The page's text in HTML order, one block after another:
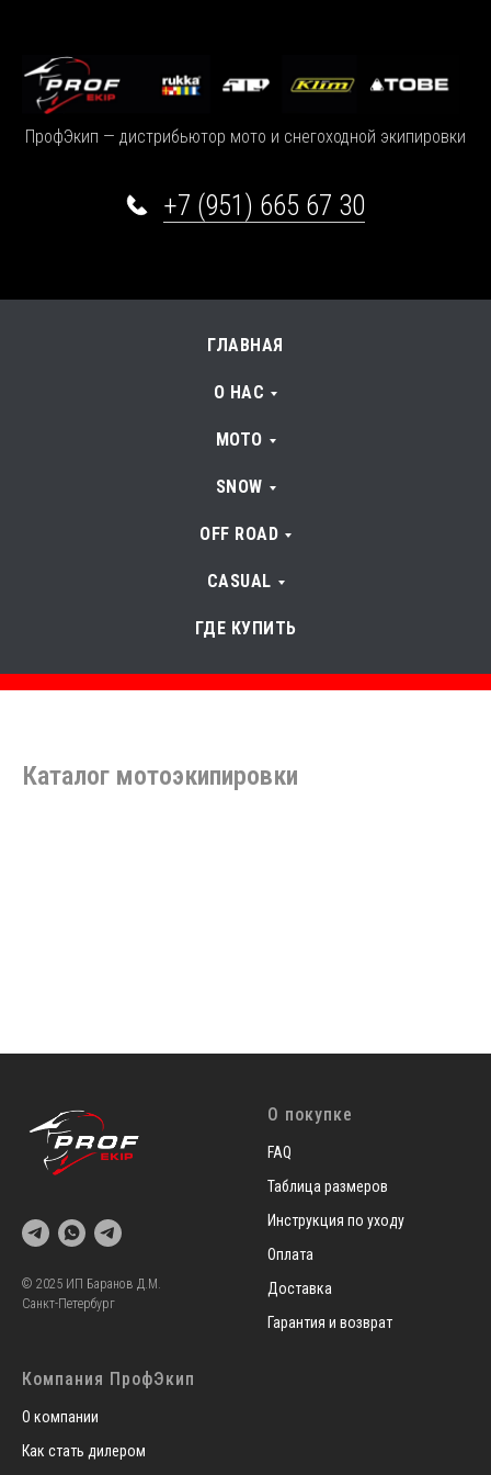
ПрофЭкип — дистрибьютор мото и снегоходной экипировки
+7 (951) 665 67 30
ГЛАВНАЯ
О НАС
МОТО
SNOW
OFF ROAD
CASUAL
ГДЕ КУПИТЬ
Каталог мотоэкипировки
© 2025 ИП Баранов Д.М.
Санкт-Петербург
О покупке
FAQ
Таблица размеров
Инструкция по уходу
Оплата
Доставка
Гарантия и возврат
Компания ПрофЭкип
О компании
Как стать дилером